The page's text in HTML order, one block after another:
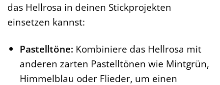
das Hellrosa in deinen Stickprojekten
einsetzen kannst:
Pastelltöne: Kombiniere das Hellrosa mit
anderen zarten Pastelltönen wie Mintgrün,
Himmelblau oder Flieder, um einen